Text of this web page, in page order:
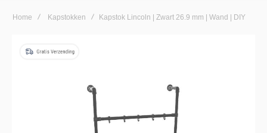
Home Kapstokken Kapstok Lincoln | Zwart 26.9 mm | Wand | DIY
naar